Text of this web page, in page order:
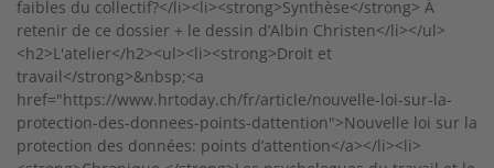
faibles du collectif?</li><li><strong>Synthèse</strong> À
retenir de ce dossier + le dessin d’Albin Christen</li></ul>
<h2>L'atelier</h2><ul><li><strong>Droit et
travail</strong>&nbsp;<a
href="https://www.hrtoday.ch/fr/article/nouvelle-loi-sur-la-
protection-des-donnees-points-dattention">Nouvelle loi sur la
protection des données: points d’attention</a></li><li>